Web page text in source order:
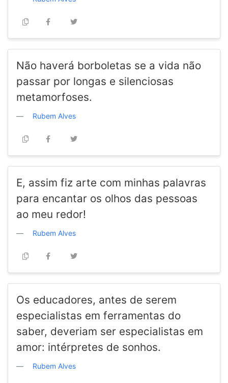
Não haverá borboletas se a vida não
passar por longas e silenciosas
metamorfoses.
Rubem Alves
E, assim fiz arte com minhas palavras
para encantar os olhos das pessoas
ao meu redor!
Rubem Alves
Os educadores, antes de serem
especialistas em ferramentas do
saber, deveriam ser especialistas em
amor: intérpretes de sonhos.
Rubem Alves